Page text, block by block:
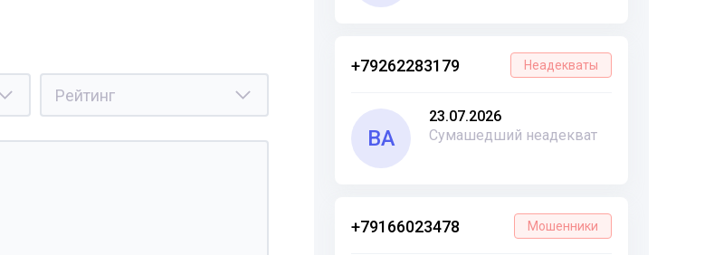
+79262283179 Неадекваты
ВА
23.07.2026
Сумашедший неадекват
+79166023478 Мошенники